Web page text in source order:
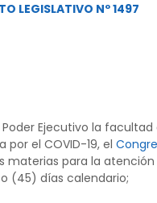
LEGISLATIVO Nº 1497
Poder Ejecutivo la
el COVID-19, el
materias para la
(45) días calendario;